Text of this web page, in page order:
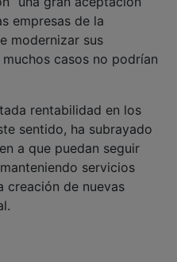
empresas de la
modernizar sus
casos no podrían
sentido, ha subrayado
a que puedan seguir
servicios
creación de nuevas